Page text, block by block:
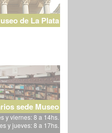
de La Plata
sede Museo
y viernes: 8 a 14hs.
y jueves: 8 a 17hs.